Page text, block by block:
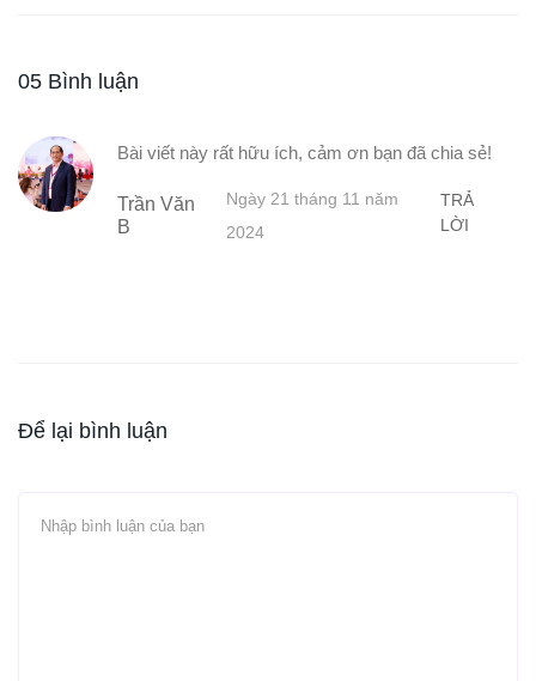
05 Bình luận
Bài viết này rất hữu ích, cảm ơn bạn đã chia sẻ!
Trần Văn
B
Ngày 21 tháng 11 năm
2024
TRẢ
LỜI
Để lại bình luận